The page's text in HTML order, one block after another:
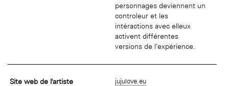
personnages deviennent un
controleur et les
intéractions avec elleux
activent différentes
versions de l’expérience.
Site web de l'artiste jujulove.eu